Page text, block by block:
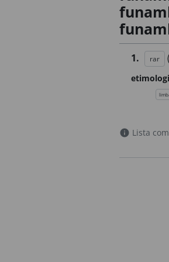
1. rar
info Lista